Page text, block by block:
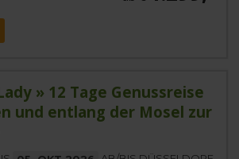
» 12 Tage Genussreise
und entlang der Mosel zur